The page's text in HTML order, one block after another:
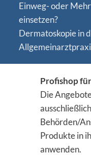
Einweg- oder
einsetzen?
Dermatoskopie in
Profishop
Die
Behörden/
Produkte in
anwenden.